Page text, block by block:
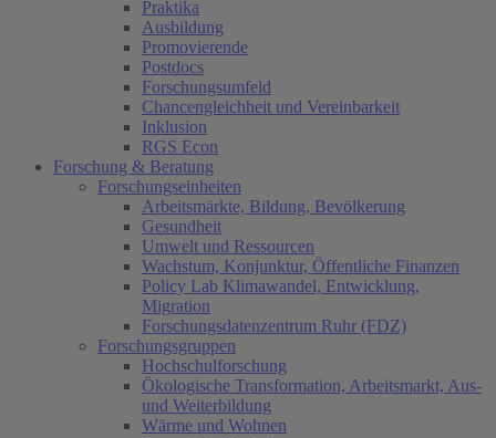
Praktika
Ausbildung
Promovierende
Postdocs
Forschungsumfeld
Chancengleichheit und Vereinbarkeit
Inklusion
RGS Econ
Forschung & Beratung
Forschungseinheiten
Arbeitsmärkte, Bildung, Bevölkerung
Gesundheit
Umwelt und Ressourcen
Wachstum, Konjunktur, Öffentliche Finanzen
Policy Lab Klimawandel, Entwicklung,
Migration
Forschungsdatenzentrum Ruhr (FDZ)
Forschungsgruppen
Hochschulforschung
Ökologische Transformation, Arbeitsmarkt, Aus-
und Weiterbildung
Wärme und Wohnen